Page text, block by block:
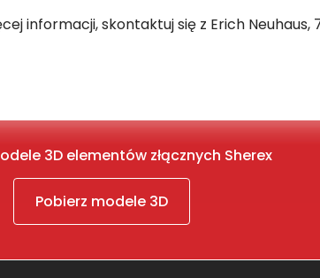
informacji, skontaktuj się z Erich Neuhaus,
3D elementów złącznych Sherex
Pobierz modele 3D